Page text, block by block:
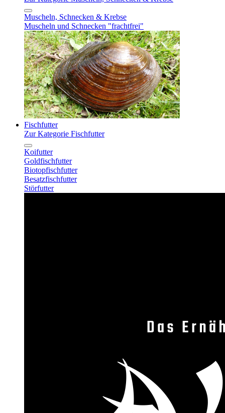
Muscheln, Schnecken & Krebse
Muscheln und Schnecken "frachtfrei"
Fischfutter
Zur Kategorie Fischfutter
Koifutter
Goldfischfutter
Biotopfischfutter
Besatzfischfutter
Störfutter